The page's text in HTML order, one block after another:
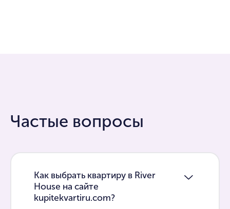
Частые вопросы
Как выбрать квартиру в River
House на сайте
kupitekvartiru.com?